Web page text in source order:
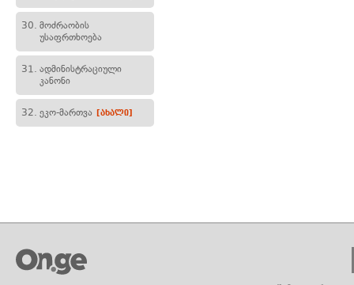
30. მოძრაობის
უსაფრთხოება
31. ადმინისტრაციული
კანონი
32. ეკო-მართვა [ახალი]